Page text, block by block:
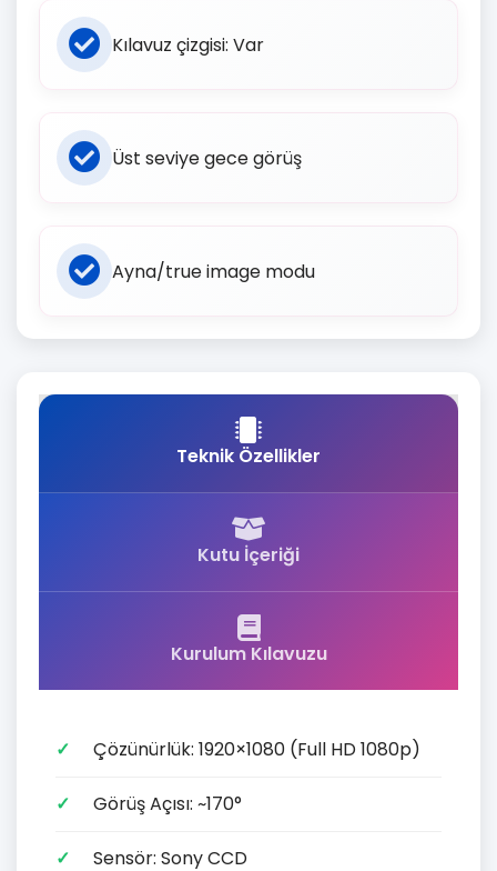
Kılavuz çizgisi: Var
Üst seviye gece görüş
Ayna/true image modu
Teknik Özellikler
Kutu İçeriği
Kurulum Kılavuzu
Çözünürlük: 1920×1080 (Full HD 1080p)
Görüş Açısı: ~170°
Sensör: Sony CCD